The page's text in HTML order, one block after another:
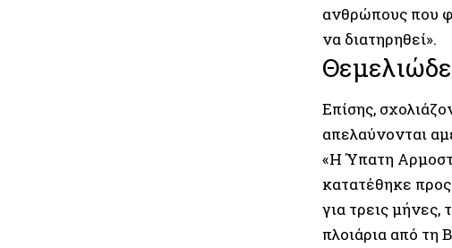
ανθρώπους που
να διατηρηθεί».
Επίσης,
απελαύνονται
«Η Ύπατη
κατατέθηκε
για τρεις μήνες,
πλοιάρια από τη